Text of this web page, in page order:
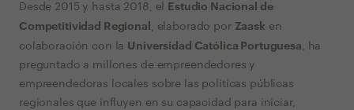
Desde 2015 y hasta 2018, el
Estudio Nacional de
Competitividad Regional , elaborado por Zaask en
colaboración con la Universidad Católica Portuguesa , ha
preguntado a millones de empreendedores y
empreendedoras locales sobre las políticas públicas
regionales que influyen en su capacidad para iniciar,